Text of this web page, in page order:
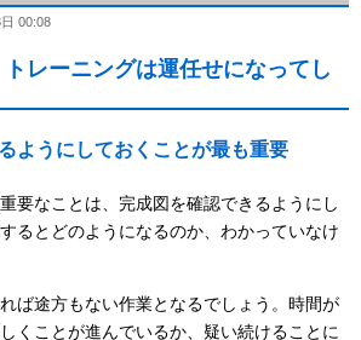
00:08
レーニングは運任せになってし
ようにしておくことが最も重要
要なことは、完成図を確認できるようにし
るとどのようになるのか、わかっていなけ
ば途方もない作業となるでしょう。時間が
くことが進んでいるか、疑い続けることに